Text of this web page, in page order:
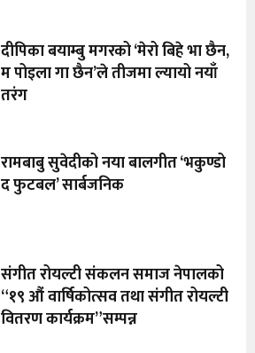
दीपिका बयाम्बु मगरको ‘मेरो बिहे भा छैन,
म पोइला गा छैन’ले तीजमा ल्यायो नयाँ
तरंग
रामबाबु सुवेदीको नया बालगीत ‘भकुण्डो
द फुटबल’ सार्बजनिक
संगीत रोयल्टी संकलन समाज नेपालको
“१९ औं वार्षिकोत्सव तथा संगीत रोयल्टी
वितरण कार्यक्रम”सम्पन्न